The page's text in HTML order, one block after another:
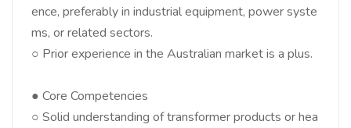
ence, preferably in industrial equipment, power syste
ms, or related sectors.
○ Prior experience in the Australian market is a plus.
● Core Competencies
○ Solid understanding of transformer products or hea